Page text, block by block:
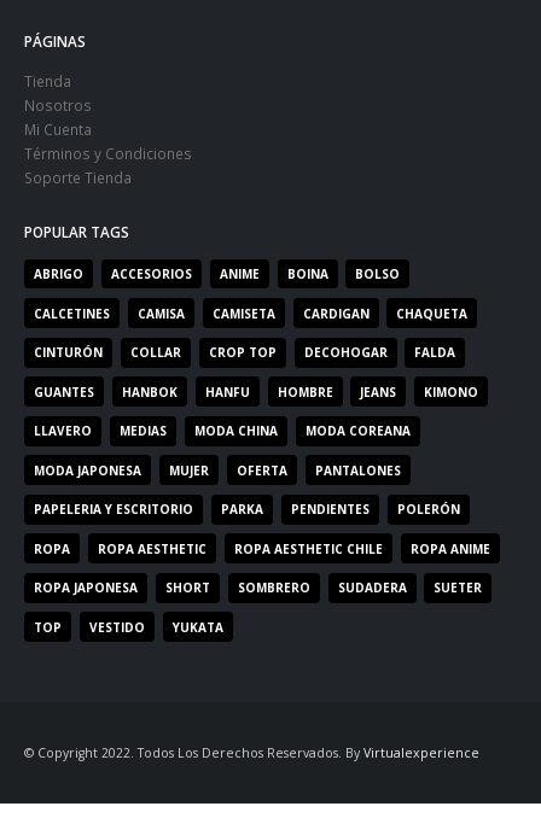
PÁGINAS
Tienda
Nosotros
Mi Cuenta
Términos y Condiciones
Soporte Tienda
POPULAR TAGS
ABRIGO ACCESORIOS ANIME BOINA BOLSO
CALCETINES CAMISA CAMISETA CARDIGAN CHAQUETA
CINTURÓN COLLAR CROP TOP DECOHOGAR FALDA
GUANTES HANBOK HANFU HOMBRE JEANS KIMONO
LLAVERO MEDIAS MODA CHINA MODA COREANA
MODA JAPONESA MUJER OFERTA PANTALONES
PAPELERIA Y ESCRITORIO PARKA PENDIENTES POLERÓN
ROPA ROPA AESTHETIC ROPA AESTHETIC CHILE ROPA ANIME
ROPA JAPONESA SHORT SOMBRERO SUDADERA SUETER
TOP VESTIDO YUKATA
© Copyright 2022. Todos Los Derechos Reservados. By Virtualexperience